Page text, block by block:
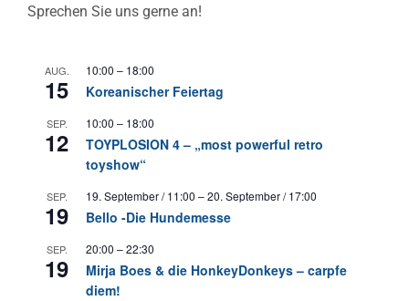
Sprechen Sie uns gerne an!
AUG.
15
10:00 – 18:00
Koreanischer Feiertag
SEP.
12
10:00 – 18:00
TOYPLOSION 4 – „most powerful retro
toyshow“
SEP.
19
19. September / 11:00 –20. September / 17:00
Bello -Die Hundemesse
SEP.
19
20:00 –22:30
Mirja Boes & die HonkeyDonkeys – carpfe
diem!